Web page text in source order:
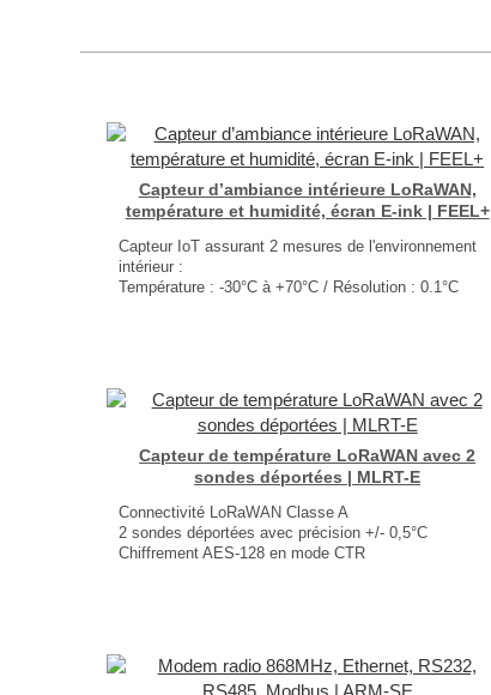
Capteur d’ambiance intérieure LoRaWAN,
température et humidité, écran E-ink | FEEL+
Capteur IoT assurant 2 mesures de l'environnement
intérieur :
Température : -30°C à +70°C / Résolution : 0.1°C
Poids : 200g (pile comprise)
...
Capteur de température LoRaWAN avec 2
sondes déportées | MLRT-E
Connectivité LoRaWAN Classe A
2 sondes déportées avec précision +/- 0,5°C
Chiffrement AES‑128 en mode CTR
Poids : 200 g
...